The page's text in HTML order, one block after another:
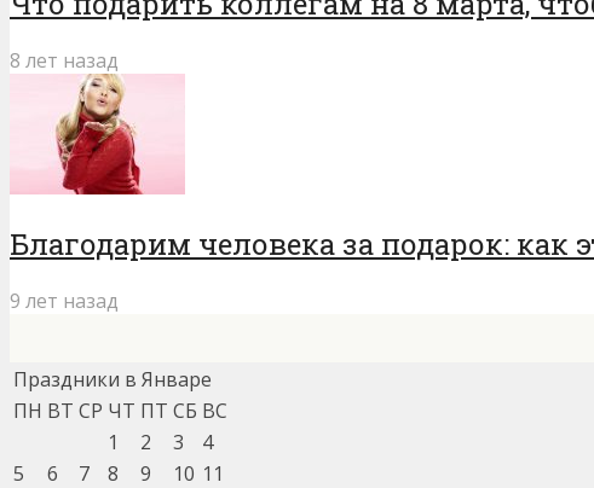
8 лет назад
Благодарим человека за подарок: как
9 лет назад
Праздники в Январе
ПН ВТ СР ЧТ ПТ СБ ВС
1
2 3
4
5
6 7 8 9 10 11